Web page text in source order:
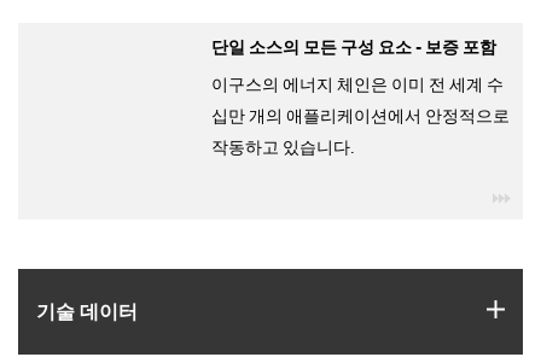
기술 데이터
단일 소스의 모든 구성 요소 - 보증 포함
이구스의 에너지 체인은 이미 전 세계 수
십만 개의 애플리케이션에서 안정적으로
작동하고 있습니다.